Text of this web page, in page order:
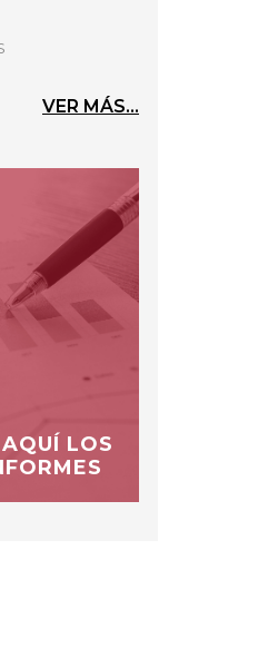
VER MÁS...
LOS